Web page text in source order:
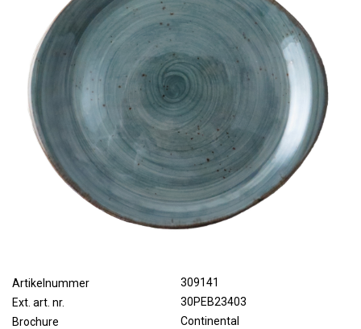
Artikelnummer
309141
Ext. art. nr.
30PEB23403
Brochure
Continental